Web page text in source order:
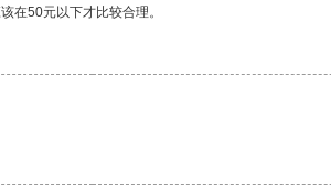
在50元以下才比较合理。